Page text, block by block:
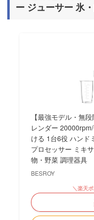
ー ジューサー 氷
【最強モデル・無
レンダー
ける 1台6役 ハンド
プロセッサー ミキ
物・野菜 調理器具
BESROY
＼楽天